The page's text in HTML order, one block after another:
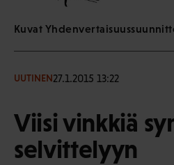
Kuvat
UUTINEN27.1.2015 13:22
Viisi vinkkiä
selvittelyyn